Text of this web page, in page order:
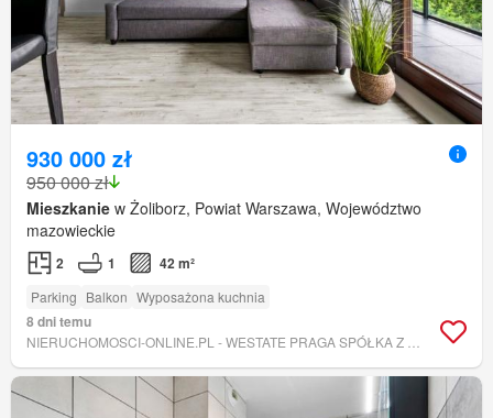
930 000 zł
950 000 zł
Mieszkanie w Żoliborz, Powiat Warszawa, Województwo
mazowieckie
2 1 42 m²
Parking Balkon Wyposażona kuchnia
8 dni temu